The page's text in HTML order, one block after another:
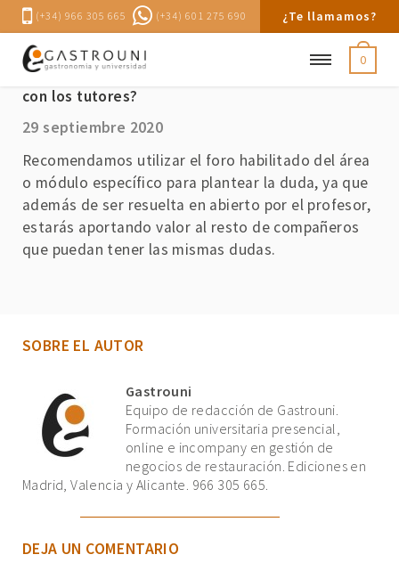
(+34) 966 305 665 (+34) 601 275 690 ¿Te llamamos?
0
Si tengo una duda, ¿cómo me puedo comunicar
con los tutores?
29 septiembre 2020
Recomendamos utilizar el foro habilitado del área
o módulo específico para plantear la duda, ya que
además de ser resuelta en abierto por el profesor,
estarás aportando valor al resto de compañeros
que puedan tener las mismas dudas.
SOBRE EL AUTOR
Gastrouni
Equipo de redacción de Gastrouni.
Formación universitaria presencial,
online e incompany en gestión de
negocios de restauración. Ediciones en
Madrid, Valencia y Alicante. 966 305 665.
DEJA UN COMENTARIO